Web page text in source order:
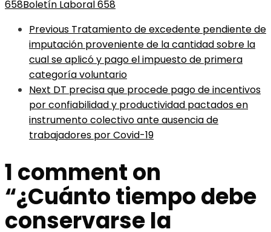
658Boletín Laboral 658
Previous Tratamiento de excedente pendiente de
imputación proveniente de la cantidad sobre la
cual se aplicó y pago el impuesto de primera
categoría voluntario
Next DT precisa que procede pago de incentivos
por confiabilidad y productividad pactados en
instrumento colectivo ante ausencia de
trabajadores por Covid-19
1 comment on
“¿Cuánto tiempo debe
conservarse la